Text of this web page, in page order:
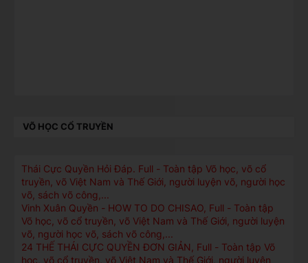
VÕ HỌC CỔ TRUYỀN
Thái Cực Quyền Hỏi Ðáp. Full - Toàn tập Võ học, võ cổ
truyền, võ Việt Nam và Thế Giới, người luyện võ, người học
võ, sách võ công,...
Vinh Xuân Quyền - HOW TO DO CHISAO, Full - Toàn tập
Võ học, võ cổ truyền, võ Việt Nam và Thế Giới, người luyện
võ, người học võ, sách võ công,...
24 THẾ THÁI CỰC QUYỀN ĐƠN GIẢN, Full - Toàn tập Võ
học, võ cổ truyền, võ Việt Nam và Thế Giới, người luyện